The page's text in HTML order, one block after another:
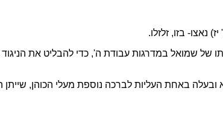
בזו, זלזלו.
של שמואל במדרגות עבודת ה', כדי להבליט את
באחת העליות לברכה נוספת מעלי הכוהן,